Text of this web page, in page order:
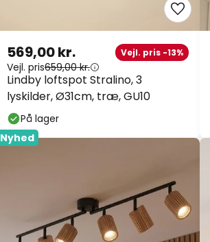
Lindby loftspot Stralino, 3
lyskilder, Ø31cm, træ, GU10
569,00 kr. Vejl. pris -13%
Vejl. pris659,00 kr.
På lager
Nyhed